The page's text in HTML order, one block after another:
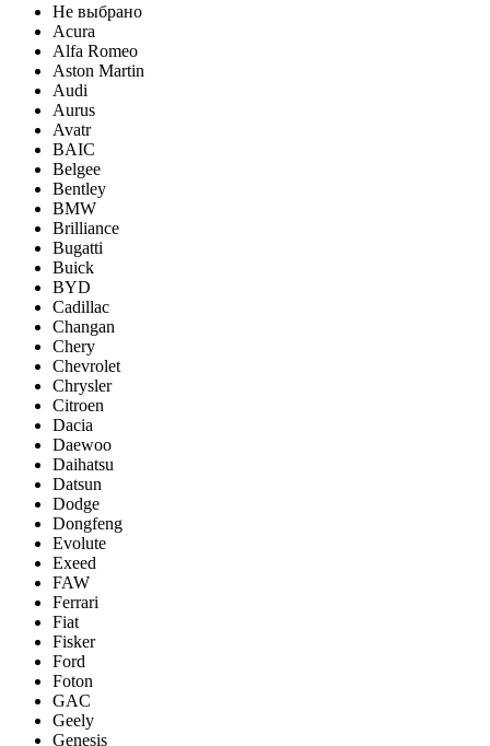
Не выбрано
Acura
Alfa Romeo
Aston Martin
Audi
Aurus
Avatr
BAIC
Belgee
Bentley
BMW
Brilliance
Bugatti
Buick
BYD
Cadillac
Changan
Chery
Chevrolet
Chrysler
Citroen
Dacia
Daewoo
Daihatsu
Datsun
Dodge
Dongfeng
Evolute
Exeed
FAW
Ferrari
Fiat
Fisker
Ford
Foton
GAC
Geely
Genesis